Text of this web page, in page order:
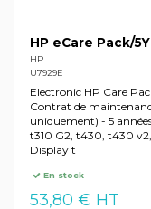
HP eCare Pack/
HP
U7929E
Electronic HP Care
Contrat de
uniquement) - 5
t310 G2, t430, t430
Display t
En stock
53,80 € HT